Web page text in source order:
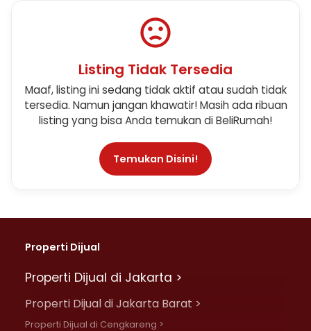
Listing Tidak Tersedia
Maaf, listing ini sedang tidak aktif atau sudah tidak
tersedia. Namun jangan khawatir! Masih ada ribuan
listing yang bisa Anda temukan di BeliRumah!
Temukan Disini!
Properti Dijual
Properti Dijual di Jakarta >
Properti Dijual di Jakarta Barat >
Properti Dijual di Cengkareng >